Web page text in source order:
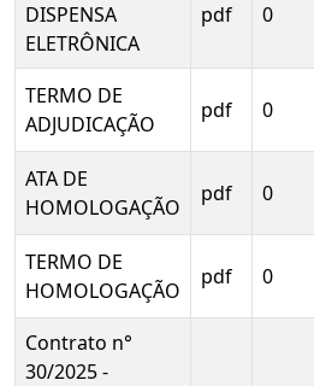
DISPENSA
ELETRÔNICA
pdf 0
TERMO DE
ADJUDICAÇÃO
pdf 0
ATA DE
HOMOLOGAÇÃO
pdf 0
TERMO DE
HOMOLOGAÇÃO
pdf 0
Contrato n°
30/2025 -